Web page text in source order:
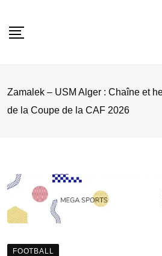
Zamalek – USM Alger : Chaîne et
de la Coupe de la CAF 2026
FOOTBALL